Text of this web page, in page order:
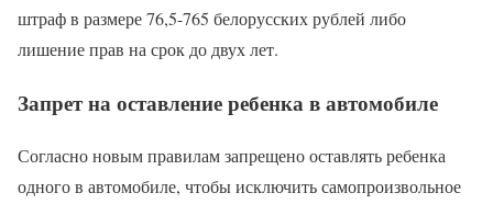
штраф в размере 76,5-765 белорусских рублей либо
лишение прав на срок до двух лет.
Запрет на оставление ребенка в автомобиле
Согласно новым правилам запрещено оставлять ребенка
одного в автомобиле, чтобы исключить самопроизвольное